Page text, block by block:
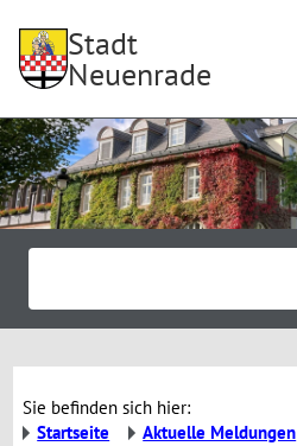
Stadt
Neuenrade
Sie befinden sich hier:
Startseite
Aktuelle Meldungen